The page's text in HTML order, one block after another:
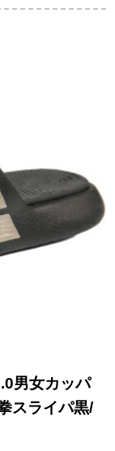
ロマネスクの个性
男女カッパ
スライパ黒/